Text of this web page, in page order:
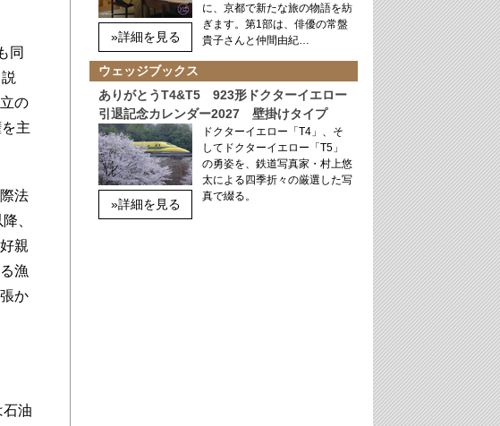
同
の
主
法
、
親
漁
か
油
»詳細を見る
に、京都で新たな旅の物語を紡
ぎます。第1部は、俳優の常盤
貴子さんと仲間由紀…
ウェッジブックス
ありがとうT4&T5 923形ドクターイエロー
引退記念カレンダー2027 壁掛けタイプ
»詳細を見る
ドクターイエロー「T4」、そ
してドクターイエロー「T5」
の勇姿を、鉄道写真家・村上悠
太による四季折々の厳選した写
真で綴る。